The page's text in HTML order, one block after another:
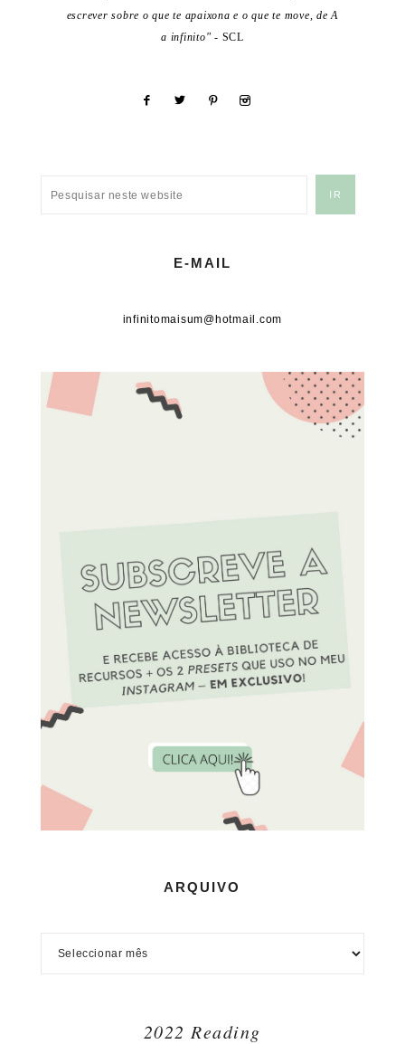
escrever sobre o que te apaixona e o que te move, de A
a infinito"- SCL
E-MAIL
infinitomaisum@hotmail.com
ARQUIVO
2022 Reading